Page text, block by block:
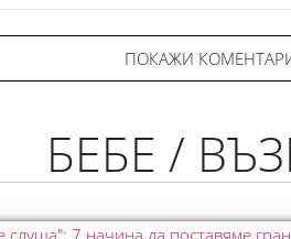
ПОКАЖИ
БЕБЕ /